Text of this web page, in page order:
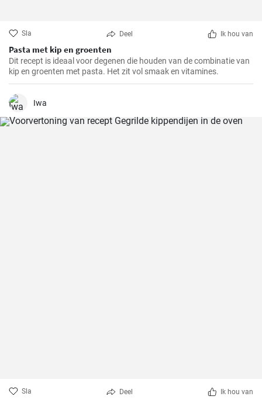
Sla Deel Ik hou van
Pasta met kip en groenten
Dit recept is ideaal voor degenen die houden van de combinatie van
kip en groenten met pasta. Het zit vol smaak en vitamines.
Iwa
Sla Deel Ik hou van